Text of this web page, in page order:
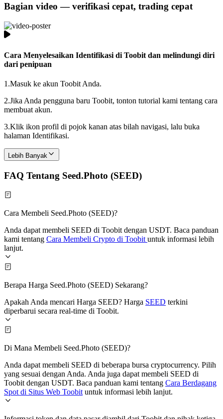
Bagian video — verifikasi cepat, trading cepat
Cara Menyelesaikan Identifikasi di Toobit dan melindungi diri
dari penipuan
1.Masuk ke akun Toobit Anda.
2.Jika Anda pengguna baru Toobit, tonton tutorial kami tentang cara
membuat akun.
3.Klik ikon profil di pojok kanan atas bilah navigasi, lalu buka
halaman Identifikasi.
Lebih Banyak
FAQ Tentang Seed.Photo (SEED)
Cara Membeli Seed.Photo (SEED)?
Anda dapat membeli SEED di Toobit dengan USDT. Baca panduan
kami tentang Cara Membeli Crypto di Toobit untuk informasi lebih
lanjut.
Berapa Harga Seed.Photo (SEED) Sekarang?
Apakah Anda mencari Harga SEED? Harga SEED terkini
diperbarui secara real-time di Toobit.
Di Mana Membeli Seed.Photo (SEED)?
Anda dapat membeli SEED di beberapa bursa cryptocurrency. Pilih
yang sesuai dengan Anda. Anda juga dapat membeli SEED di
Toobit dengan USDT. Baca panduan kami tentang Cara Berdagang
Spot di Situs Web Toobit untuk informasi lebih lanjut.